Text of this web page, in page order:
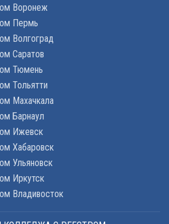
Воронеж
Пермь
Волгоград
Саратов
Тюмень
Тольятти
Махачкала
Барнаул
Ижевск
Хабаровск
Ульяновск
Иркутск
Владивосток